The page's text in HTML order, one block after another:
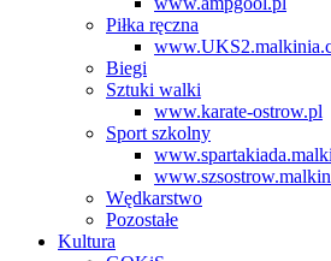
Piłka ręczna
Biegi
Sztuki walki
www.karate-ostrow.pl
Sport szkolny
Wędkarstwo
Pozostałe
Kultura